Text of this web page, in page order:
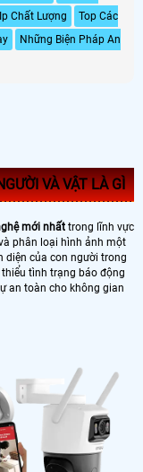
Chất Lượng
Top Các
Những Biện Pháp An
VÀ VẬT LÀ GÌ
mới nhất trong lĩnh vực
phân loại hình ảnh một
diện của con người trong
tình trạng báo động
an toàn cho không gian